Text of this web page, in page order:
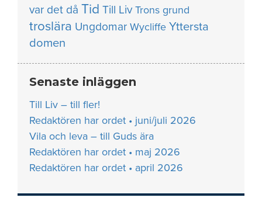
var det då Tid Till Liv Trons grund
troslära Ungdomar Wycliffe Yttersta
domen
Senaste inläggen
Till Liv – till fler!
Redaktören har ordet • juni/juli 2026
Vila och leva – till Guds ära
Redaktören har ordet • maj 2026
Redaktören har ordet • april 2026